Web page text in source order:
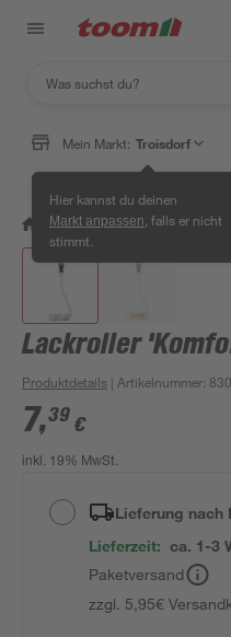
Mein Markt: Troisdorf
Hier kannst du deinen
Markt anpassen , falls er nicht
stimmt.
/ Bauen & Renovieren /
Lackroller
Produktdetails | Artikelnummer:
7,39 €
inkl. 19% MwSt.
Lieferung nach
Lieferzeit: ca. 1-3
Paketversand
zzgl. 5,95€